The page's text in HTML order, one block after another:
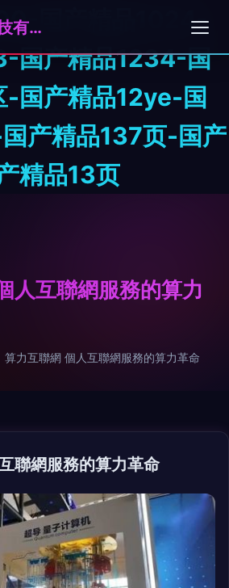
国产精品1024-
国产精品1234-国
-国产精品12ye-国
产精品137页-国产
精品13页
鹽城霖靚網絡科技有限公司
人互聯網服務的算力
算力互聯網 個人互聯網服務的算力革命
聯網服務的算力革命